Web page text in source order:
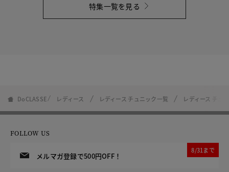
特集一覧を見る
DoCLASSE レディース レディース チュニック一覧 レディース チュ
FOLLOW US
メルマガ登録で500円OFF！
8/31まで